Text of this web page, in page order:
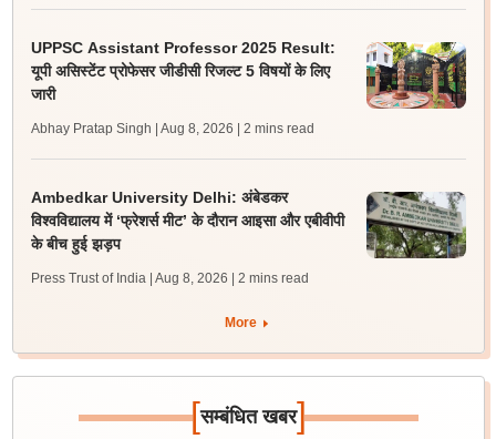
UPPSC Assistant Professor 2025 Result:
यूपी असिस्टेंट प्रोफेसर जीडीसी रिजल्ट 5 विषयों के लिए
जारी
Abhay Pratap Singh | Aug 8, 2026 | 2 mins read
Ambedkar University Delhi: अंबेडकर
विश्वविद्यालय में ‘फ्रेशर्स मीट’ के दौरान आइसा और एबीवीपी
के बीच हुई झड़प
Press Trust of India | Aug 8, 2026 | 2 mins read
More
[सम्बंधित खबर]